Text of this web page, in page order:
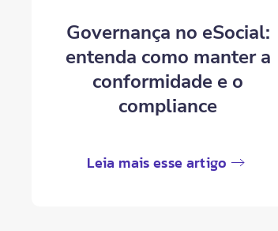
Governança no eSocial:
entenda como manter a
conformidade e o
compliance
Leia mais esse artigo